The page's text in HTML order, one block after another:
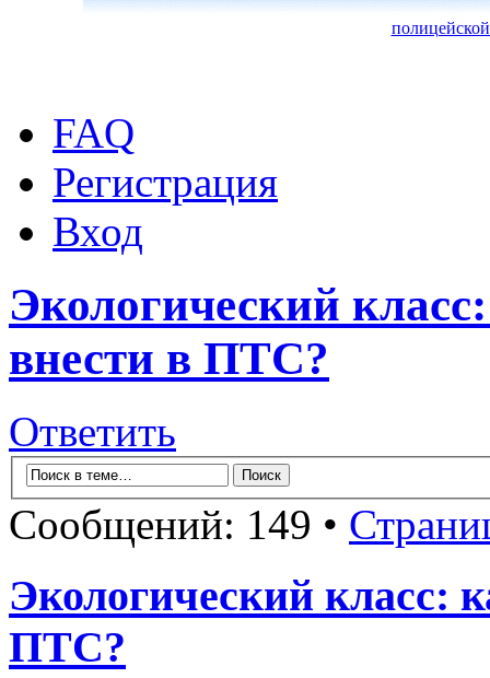
FAQ
Регистрация
Вход
Экологический
внести в ПТС?
Ответить
Сообщений: 149 •
Экологический класс:
ПТС?